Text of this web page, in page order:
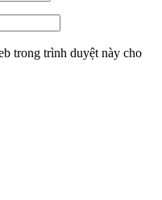
trong trình duyệt này cho